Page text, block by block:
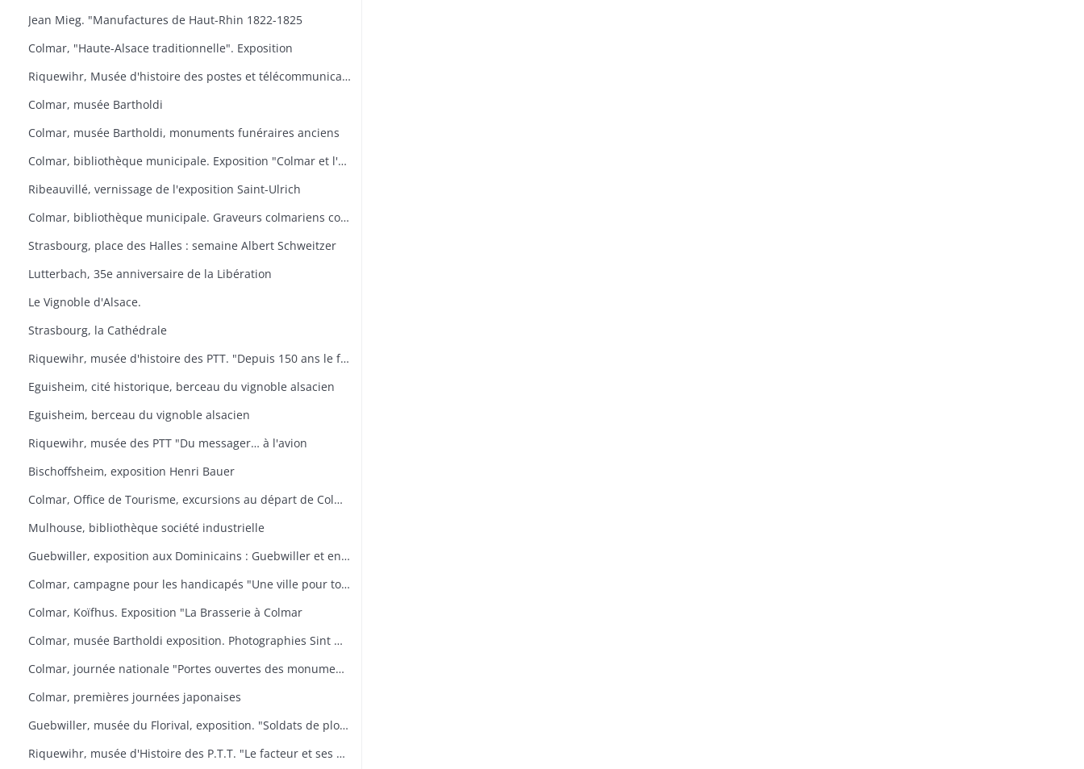
Jean Mieg. "Manufactures de Haut-Rhin 1822-1825
Colmar, "Haute-Alsace traditionnelle". Exposition
Riquewihr, Musée d'histoire des postes et télécommunications. "Facteur ? L'Europe s'il-vous-plaît
Colmar, musée Bartholdi
Colmar, musée Bartholdi, monuments funéraires anciens
Colmar, bibliothèque municipale. Exposition "Colmar et l'Ex-lbiris
Ribeauvillé, vernissage de l'exposition Saint-Ulrich
Colmar, bibliothèque municipale. Graveurs colmariens contemporains
Strasbourg, place des Halles : semaine Albert Schweitzer
Lutterbach, 35e anniversaire de la Libération
Le Vignoble d'Alsace.
Strasbourg, la Cathédrale
Riquewihr, musée d'histoire des PTT. "Depuis 150 ans le facteur de campagne
Eguisheim, cité historique, berceau du vignoble alsacien
Eguisheim, berceau du vignoble alsacien
Riquewihr, musée des PTT "Du messager… à l'avion
Bischoffsheim, exposition Henri Bauer
Colmar, Office de Tourisme, excursions au départ de Colmar
Mulhouse, bibliothèque société industrielle
Guebwiller, exposition aux Dominicains : Guebwiller et environs
Colmar, campagne pour les handicapés "Une ville pour tous
Colmar, Koïfhus. Exposition "La Brasserie à Colmar
Colmar, musée Bartholdi exposition. Photographies Sint Niklaas
Colmar, journée nationale "Portes ouvertes des monuments historiques" (organisée par l'AREHC et le lycée Bartholdi)
Colmar, premières journées japonaises
Guebwiller, musée du Florival, exposition. "Soldats de plomb
Riquewihr, musée d'Histoire des P.T.T. "Le facteur et ses métamorphoses